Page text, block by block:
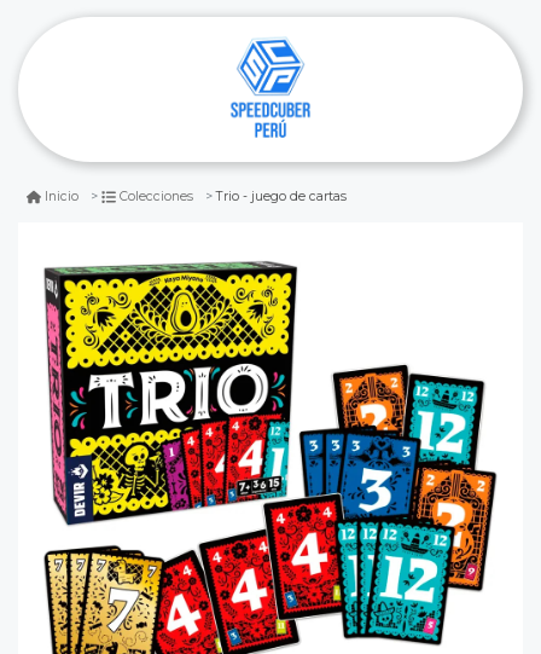
Inicio Colecciones Trio - juego de cartas